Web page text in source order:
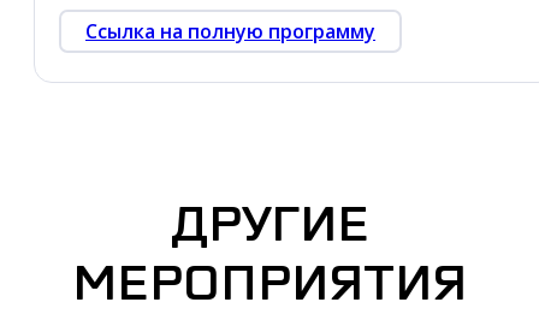
Ссылка на полную программу
ДРУГИЕ
МЕРОПРИЯТИЯ